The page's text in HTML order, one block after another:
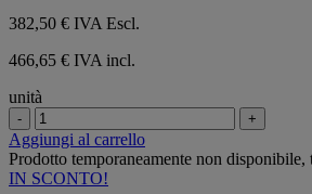
382,50 € IVA Escl.
466,65 € IVA incl.
unità
- +
Aggiungi al carrello
Prodotto temporaneamente non disponibile,
IN SCONTO!